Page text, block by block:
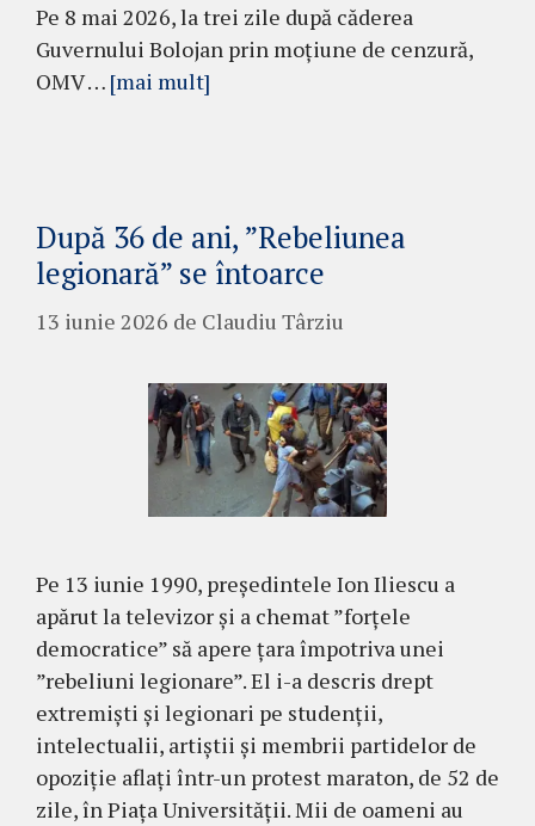
Pe 8 mai 2026, la trei zile după căderea
Guvernului Bolojan prin moțiune de cenzură,
OMV … [mai mult]
După 36 de ani, ”Rebeliunea
legionară” se întoarce
13 iunie 2026 de Claudiu Târziu
Pe 13 iunie 1990, președintele Ion Iliescu a
apărut la televizor și a chemat ”forțele
democratice” să apere țara împotriva unei
”rebeliuni legionare”. El i-a descris drept
extremiști și legionari pe studenții,
intelectualii, artiștii și membrii partidelor de
opoziție aflați într-un protest maraton, de 52 de
zile, în Piața Universității. Mii de oameni au